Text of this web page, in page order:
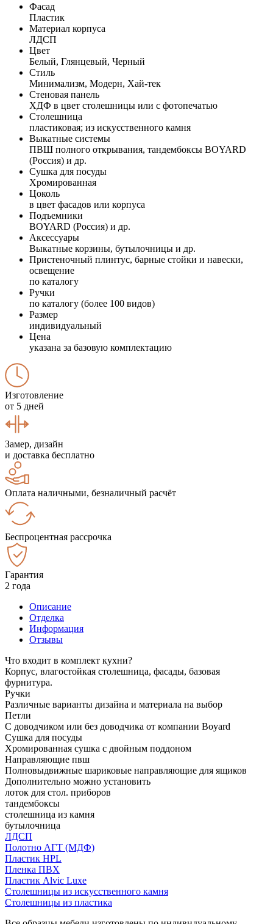
Фасад
Пластик
Материал корпуса
ЛДСП
Цвет
Белый, Глянцевый, Черный
Стиль
Минимализм, Модерн, Хай-тек
Стеновая панель
ХДФ в цвет столешницы или с фотопечатью
Столешница
пластиковая; из искусственного камня
Выкатные системы
ПВШ полного открывания, тандембоксы BOYARD
(Россия) и др.
Сушка для посуды
Хромированная
Цоколь
в цвет фасадов или корпуса
Подъемники
BOYARD (Россия) и др.
Аксессуары
Выкатные корзины, бутылочницы и др.
Пристеночный плинтус, барные стойки и навески,
освещение
по каталогу
Ручки
по каталогу (более 100 видов)
Размер
индивидуальный
Цена
указана за базовую комплектацию
Изготовление
от 5 дней
Замер, дизайн
и доставка бесплатно
Оплата наличными, безналичный расчёт
Беспроцентная рассрочка
Гарантия
2 года
Описание
Отделка
Информация
Отзывы
Что входит в комплект кухни?
Корпус, влагостойкая столешница, фасады, базовая
фурнитура.
Ручки
Различные варианты дизайна и материала на выбор
Петли
С доводчиком или без доводчика от компании Boyard
Сушка для посуды
Хромированная сушка с двойным поддоном
Направляющие пвш
Полновыдвижные шариковые направляющие для ящиков
Дополнительно можно установить
лоток для стол. приборов
тандембоксы
столешница из камня
бутылочница
ЛДСП
Полотно АГТ (МДФ)
Пластик HPL
Пленка ПВХ
Пластик Alvic Luxe
Столешницы из искусственного камня
Столешницы из пластика